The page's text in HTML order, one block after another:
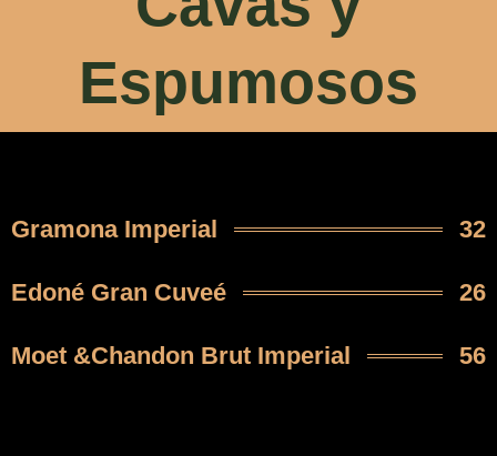
Espumosos
Gramona Imperial 32
Edoné Gran Cuveé 26
Moet &Chandon Brut Imperial 56